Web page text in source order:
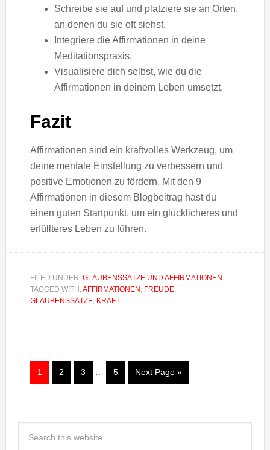
Schreibe sie auf und platziere sie an Orten,
an denen du sie oft siehst.
Integriere die Affirmationen in deine
Meditationspraxis.
Visualisiere dich selbst, wie du die
Affirmationen in deinem Leben umsetzt.
Fazit
Affirmationen sind ein kraftvolles Werkzeug, um
deine mentale Einstellung zu verbessern und
positive Emotionen zu fördern. Mit den 9
Affirmationen in diesem Blogbeitrag hast du
einen guten Startpunkt, um ein glücklicheres und
erfüllteres Leben zu führen.
FILED UNDER: GLAUBENSSÄTZE UND AFFIRMATIONEN
TAGGED WITH:AFFIRMATIONEN , FREUDE,
GLAUBENSSÄTZE, KRAFT
1 2 3 … 5 Next Page »